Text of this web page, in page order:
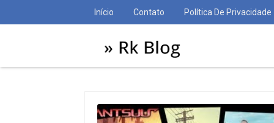
Início Contato Política De Privacidade